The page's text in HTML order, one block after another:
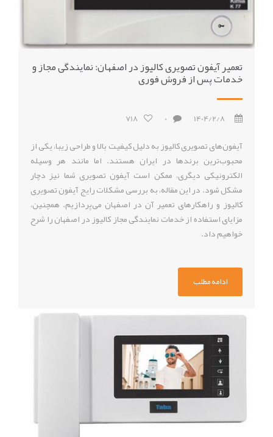
تعمیر آیفون تصویری کالیوز در اصفهان: نمایندگی مجاز و
خدمات پس از فروش فوری
1404/2/8
آیفون‌های تصویری کالیوز به دلیل کیفیت بالا و طراحی زیبا، یکی از
محبوب‌ترین برندها در ایران هستند. اما مانند هر وسیله
الکترونیکی دیگری، ممکن است آیفون تصویری شما نیز دچار
مشکل شود. در این مقاله، به بررسی مشکلات رایج آیفون تصویری
کالیوز و راهکارهای تعمیر آن در اصفهان می‌پردازیم. همچنین،
مزایای استفاده از خدمات نمایندگی مجاز کالیوز در اصفهان را شرح
خواهیم داد.
ادامه مطلب